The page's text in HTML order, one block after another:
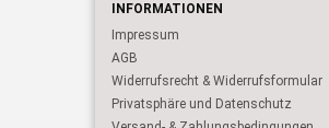
INFORMATIONEN
Impressum
AGB
Widerrufsrecht & Widerrufsformular
Privatsphäre und Datenschutz